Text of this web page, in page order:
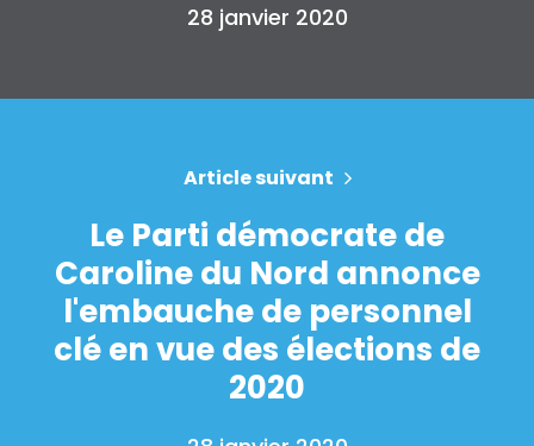
28 janvier 2020
Article suivant
Le Parti démocrate de
Caroline du Nord annonce
l'embauche de personnel
clé en vue des élections de
2020